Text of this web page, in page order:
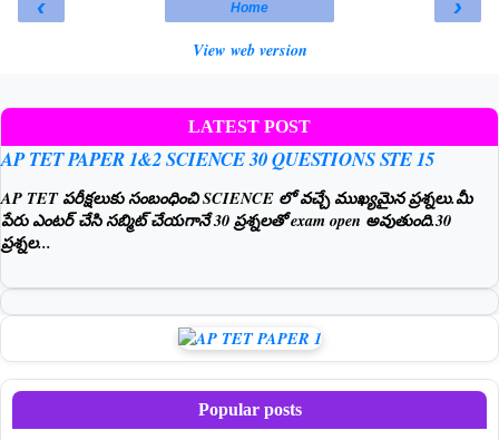
‹ ›
Home
View web version
LATEST POST
AP TET PAPER 1&2 SCIENCE 30 QUESTIONS STE 15
AP TET పరీక్షలుకు సంబంధించి SCIENCE లో వచ్చే ముఖ్యమైన ప్రశ్నలు.మీ
పేరు ఎంటర్ చేసి సబ్మిట్ చేయగానే 30 ప్రశ్నలతో exam open అవుతుంది.30
ప్రశ్నల...
Popular posts